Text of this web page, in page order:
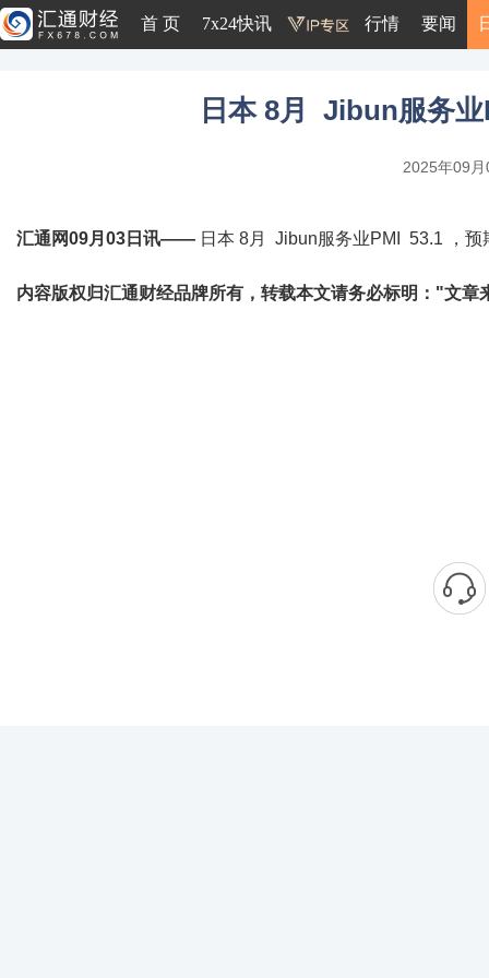
首 页 7x24快讯 行情 要闻
日本 8月 Jibun服务
2025年09
汇通网09月03日讯—— 日本 8月 Jibun服务业PMI 53.1 ，预
内容版权归汇通财经品牌所有，转载本文请务必标明："文章